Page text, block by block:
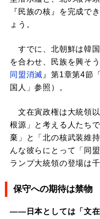
『民族の核』を完成で
ょう。
すでに、北朝鮮は韓
を合わせ、民族を興そ
同盟消滅 』第1章第4節
国人」参照）。
文在寅政権は大統領
根源」と考える人たち
棄」と「北の核武装維
んな彼らにとって「同
ランプ大統領の登場は
保守への期待は禁物
――日本としては「文在